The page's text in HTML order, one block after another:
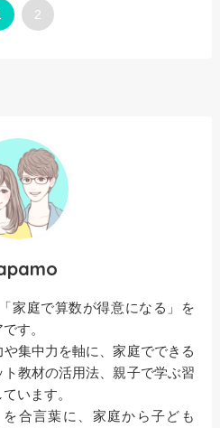
2
家庭で算数が得意になる」を
す。
集中力を軸に、家庭でできる
教材の活用法、親子で学ぶ習
います。
を合言葉に、家庭から子ども